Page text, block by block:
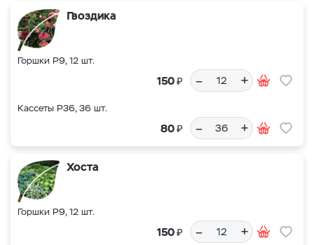
Гвоздика
Горшки Р9, 12 шт.
150₽ – +
Кассеты Р36, 36 шт.
80₽ – +
Хоста
Горшки Р9, 12 шт.
150₽ – +